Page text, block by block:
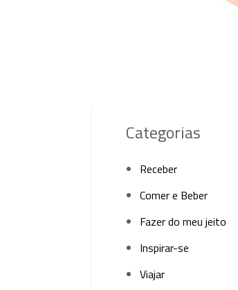
Categorias
Receber
Comer e Beber
Fazer do meu jeito
Inspirar-se
Viajar